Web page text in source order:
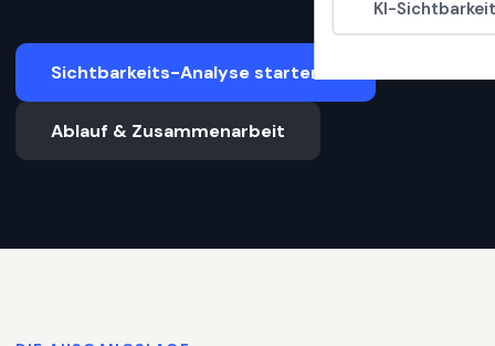
KI-
Sichtbarkeits-Analyse starten
Ablauf & Zusammenarbeit